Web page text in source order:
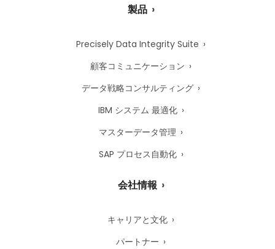
製品
Precisely Data Integrity Suite
顧客コミュニケーション
データ戦略コンサルティング
IBM システム 最適化
マスターデータ管理
SAP プロセス自動化
会社情報
キャリアと文化
パートナー